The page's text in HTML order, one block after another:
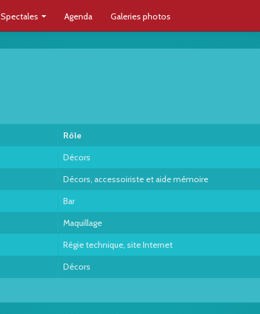
Spectales Agenda Galeries photos
Rôle
Décors
Décors, accessoiriste et aide mémoire
Bar
Maquillage
Régie technique, site Internet
Décors